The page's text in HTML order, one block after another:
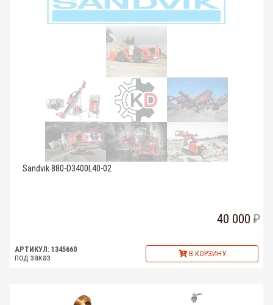
Sandvik 880-D3400L40-02
40 000
АРТИКУЛ: 1345660
под заказ В КОРЗИНУ